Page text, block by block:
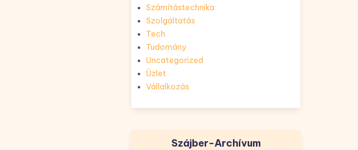
Számítástechnika
Szolgáltatás
Tech
Tudomány
Uncategorized
Üzlet
Vállalkozás
Szájber-Archívum